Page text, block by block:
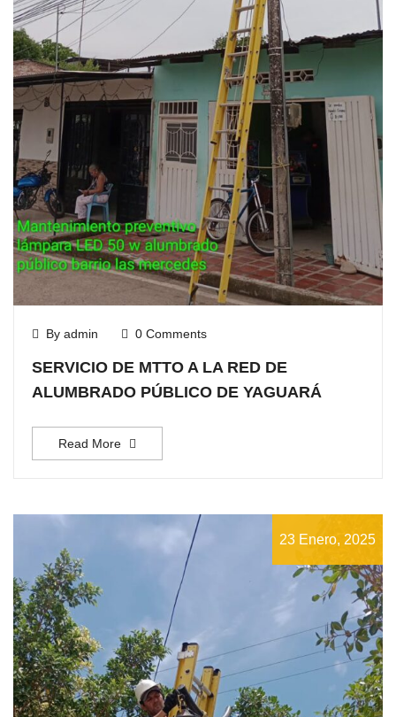
By admin 0 Comments
SERVICIO DE MTTO A LA RED DE
ALUMBRADO PÚBLICO DE YAGUARÁ
Read More
23 Enero, 2025